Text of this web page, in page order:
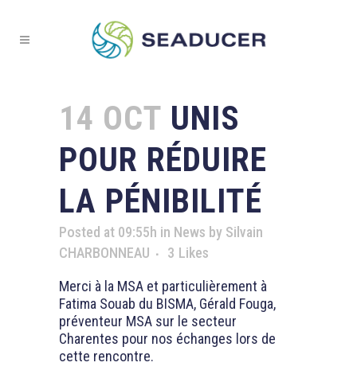
14 OCT UNIS
POUR RÉDUIRE
LA PÉNIBILITÉ
Posted at 09:55h in News by Silvain
CHARBONNEAU
3 Likes
Merci à la MSA et particulièrement à
Fatima Souab du BISMA, Gérald Fouga,
préventeur MSA sur le secteur
Charentes pour nos échanges lors de
cette rencontre.